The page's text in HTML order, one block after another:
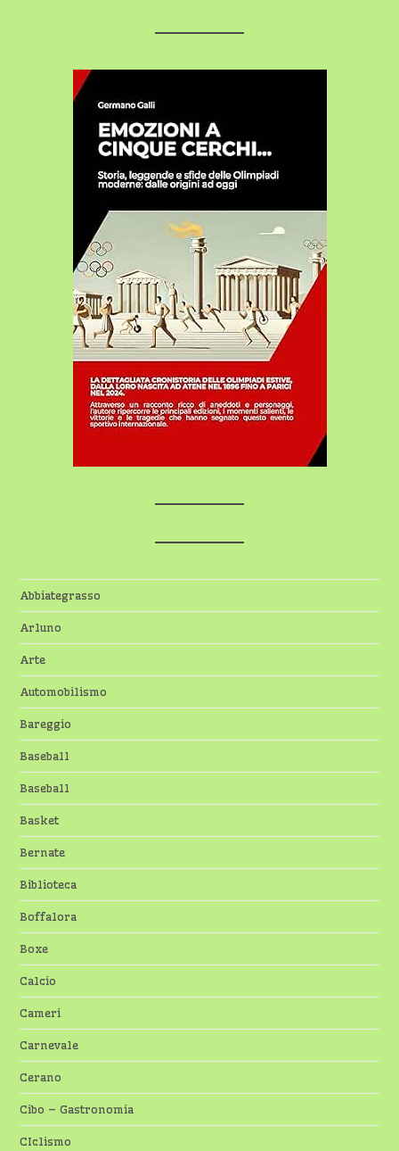
Abbiategrasso
Arluno
Arte
Automobilismo
Bareggio
Baseball
Baseball
Basket
Bernate
Biblioteca
Boffalora
Boxe
Calcio
Cameri
Carnevale
Cerano
Cibo – Gastronomia
CIclismo